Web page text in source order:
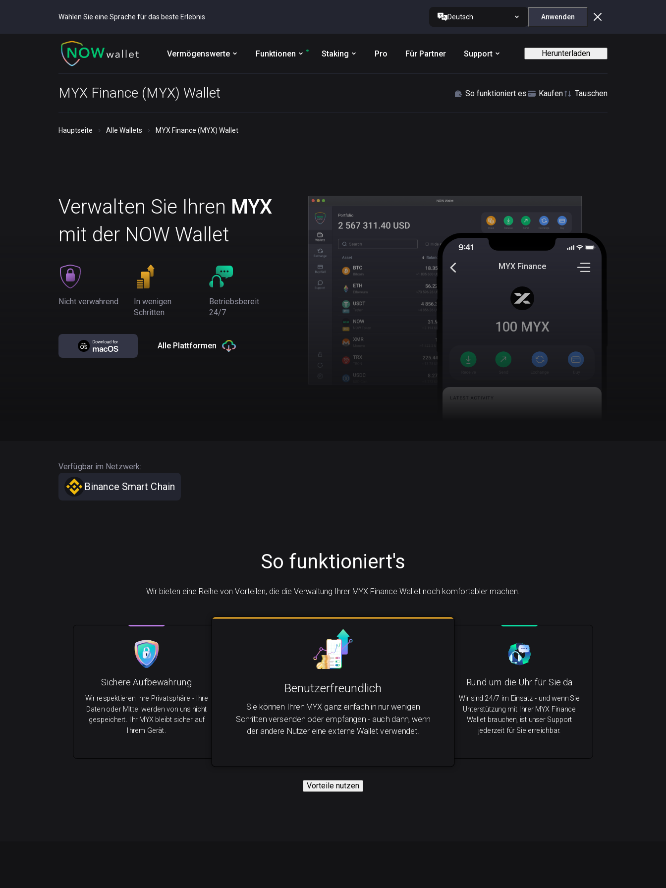
Wählen Sie eine Sprache für das beste Erlebnis Deutsch Anwenden
Vermögenswerte Funktionen Staking Pro Für Partner Support Herunterladen
MYX Finance (MYX) Wallet So funktioniert es Kaufen Tauschen
Hauptseite Alle Wallets MYX Finance (MYX) Wallet
Verwalten Sie Ihren MYX
mit der NOW Wallet
Nicht verwahrend
In wenigen
Schritten
Betriebsbereit
24/7
Alle Plattformen
MYX Finance
100 MYX
Verfügbar im Netzwerk:
Binance Smart Chain
So funktioniert's
Wir bieten eine Reihe von Vorteilen, die die Verwaltung Ihrer MYX Finance Wallet noch komfortabler machen.
Benutzerfreundlich
Sie können Ihren MYX ganz einfach in nur wenigen
Schritten versenden oder empfangen - auch dann, wenn
der andere Nutzer eine externe Wallet verwendet.
Rund um die Uhr für Sie da
Wir sind 24/7 im Einsatz - und wenn Sie
Unterstützung mit Ihrer MYX Finance
Wallet brauchen, ist unser Support
jederzeit für Sie erreichbar.
Sichere Aufbewahrung
Wir respektieren Ihre Privatsphäre - Ihre
Daten oder Mittel werden von uns nicht
gespeichert. Ihr MYX bleibt sicher auf
Ihrem Gerät.
Vorteile nutzen